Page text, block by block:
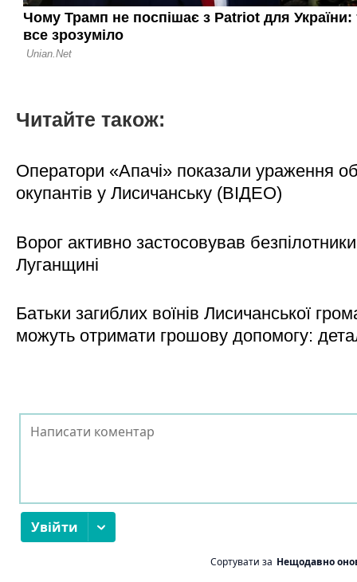
Читайте також:
Оператори «Апачі» показали ураження
окупантів у Лисичанську (ВІДЕО)
Ворог активно застосовував
Луганщині
Батьки загиблих воїнів Лисичанської
можуть отримати грошову допомогу: